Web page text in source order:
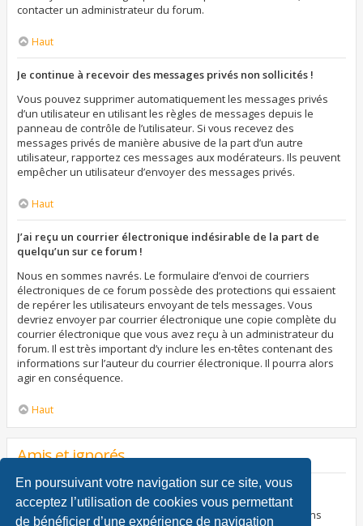
En poursuivant votre navigation sur ce site, vous
acceptez l’utilisation de cookies vous permettant
de bénéficier d’une expérience de navigation
contacter un administrateur du forum.
Haut
Je continue à recevoir des messages privés non sollicités !
Vous pouvez supprimer automatiquement les messages privés
d’un utilisateur en utilisant les règles de messages depuis le
panneau de contrôle de l’utilisateur. Si vous recevez des
messages privés de manière abusive de la part d’un autre
utilisateur, rapportez ces messages aux modérateurs. Ils peuvent
empêcher un utilisateur d’envoyer des messages privés.
Haut
J’ai reçu un courrier électronique indésirable de la part de
quelqu’un sur ce forum !
Nous en sommes navrés. Le formulaire d’envoi de courriers
électroniques de ce forum possède des protections qui essaient
de repérer les utilisateurs envoyant de tels messages. Vous
devriez envoyer par courrier électronique une copie complète du
courrier électronique que vous avez reçu à un administrateur du
forum. Il est très important d’y inclure les en-têtes contenant des
informations sur l’auteur du courrier électronique. Il pourra alors
agir en conséquence.
Haut
Amis et ignorés
À quoi sert ma liste d’amis et d’ignorés ?
Vous pouvez utiliser ces listes afin d’organiser et trier certains